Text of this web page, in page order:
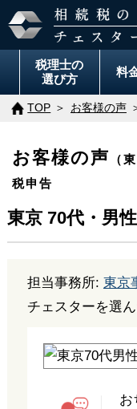
税理士の
選び方
料
TOP お客様の声
お客様の声
（
税申告
東京 70代・男性
担当事務所: 東京
チェスターを選
お